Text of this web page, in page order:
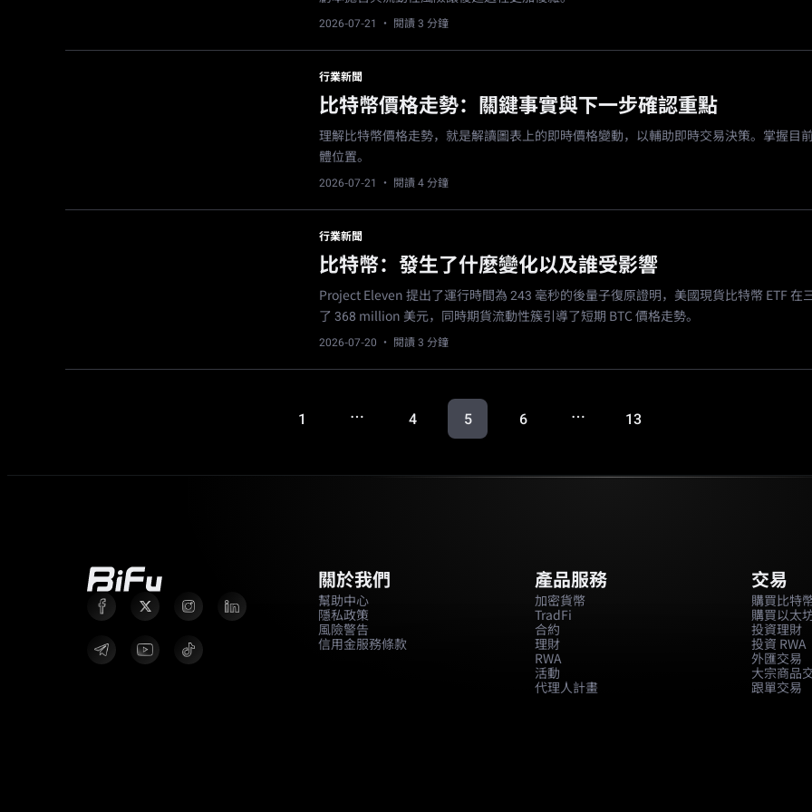
2026-07-21 · 閱讀 3 分鐘
行業新聞
比特幣價格走勢：關鍵事實與下一步確認重點
理解比特幣價格走勢，就是解讀圖表上的即時價格變動，以輔助即時交易決策。掌握目
體位置。
2026-07-21 · 閱讀 4 分鐘
行業新聞
比特幣：發生了什麼變化以及誰受影響
Project Eleven 提出了運行時間為 243 毫秒的後量子復原證明，美國現貨比特幣 ETF 在
了 368 million 美元，同時期貨流動性簇引導了短期 BTC 價格走勢。
2026-07-20 · 閱讀 3 分鐘
1 … 4 5 6 … 13
關於我們
幫助中心
隱私政策
風險警告
信用金服務條款
產品服務
加密貨幣
TradFi
合約
理財
RWA
活動
代理人計畫
交易
購買比特
購買以太
投資理財
投資 RWA
外匯交易
大宗商品
跟單交易